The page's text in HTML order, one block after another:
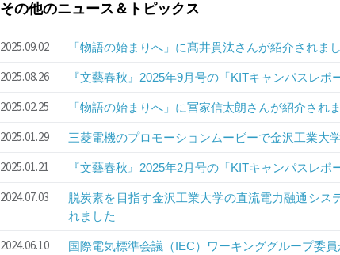
その他のニュース＆トピックス
2025.09.02 「物語の始まりへ」に髙井貫汰さんが紹介されま
2025.08.26 『文藝春秋』2025年9月号の「KITキャンパスレ
2025.02.25 「物語の始まりへ」に冨家信太朗さんが紹介され
2025.01.29 三菱電機のプロモーションムービーで金沢工業大
2025.01.21 『文藝春秋』2025年2月号の「KITキャンパスレ
2024.07.03
脱炭素を目指す金沢工業大学の直流電力融通シス
れました
2024.06.10 国際電気標準会議（IEC）ワーキンググループ委